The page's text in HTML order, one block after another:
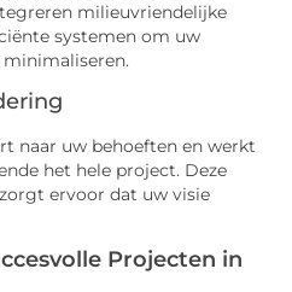
milieuvriendelijke
systemen om uw
naar uw behoeften en werkt
het hele project. Deze
ervoor dat uw visie
Projecten in